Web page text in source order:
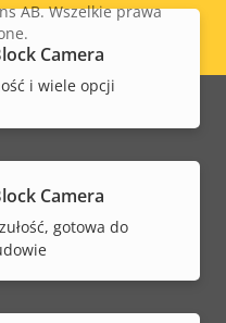
Camera
i wiele opcji
Camera
gotowa do
AB. Wszelkie prawa